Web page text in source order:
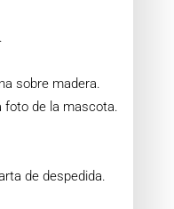
sobre madera.
foto de la mascota.
de despedida.